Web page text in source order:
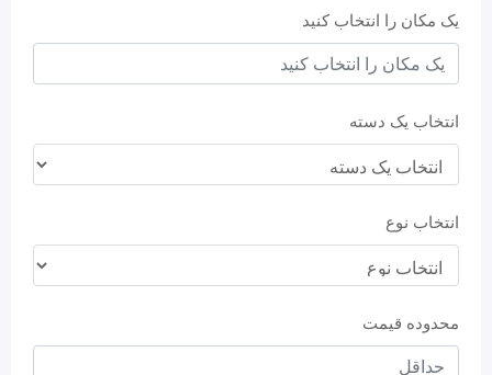
یک مکان را انتخاب کنید
انتخاب یک دسته
انتخاب نوع
محدوده قیمت
حداقل